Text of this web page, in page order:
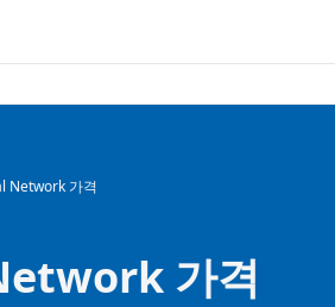
Network 가격
가격